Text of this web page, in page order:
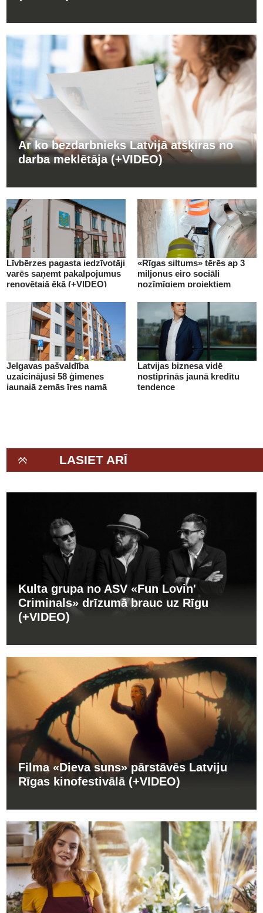
Ar ko bezdarbnieks Latvijā atšķiras no
darba meklētāja (+VIDEO)
Līvbērzes pagasta iedzīvotāji
varēs saņemt pakalpojumus
renovētajā ēkā (+VIDEO)
«Rīgas siltums» tērēs ap 3
miljonus eiro sociāli
nozīmīgiem projektiem
Jelgavas pašvaldība
uzaicinājusi 58 ģimenes
jaunajā zemās īres namā
Latvijas biznesa vidē
nostiprinās jaunā kredītu
tendence
LASIET ARĪ
Kulta grupa no ASV «Fun Lovin'
Criminals» drīzumā brauc uz Rīgu
(+VIDEO)
Filma «Dieva suns» pārstāvēs Latviju
Rīgas kinofestivālā (+VIDEO)